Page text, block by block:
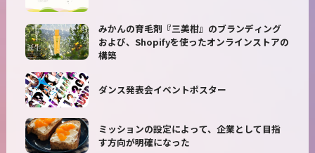
みかんの育毛剤『三美柑』のブランディング
および、Shopifyを使ったオンラインストアの
構築
ダンス発表会イベントポスター
ミッションの設定によって、企業として目指
す方向が明確になった